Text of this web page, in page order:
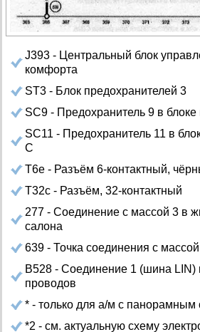
J393 - Центральный блок
комфорта
ST3 - Блок предохранителей 3
SC9 - Предохранитель 9 в
SC11 - Предохранитель 11 в
С
Т6е - Разъём 6-контактный,
Т32с - Разъём, 32-контактный
277 - Соединение с массой 3 в
салона
639 - Точка соединения с
B528 - Соединение 1 (шина LIN)
проводов
* - только для а/м с
*2 - см. актуальную схему